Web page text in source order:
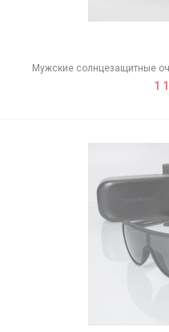
Мужские солнцезащитные
1